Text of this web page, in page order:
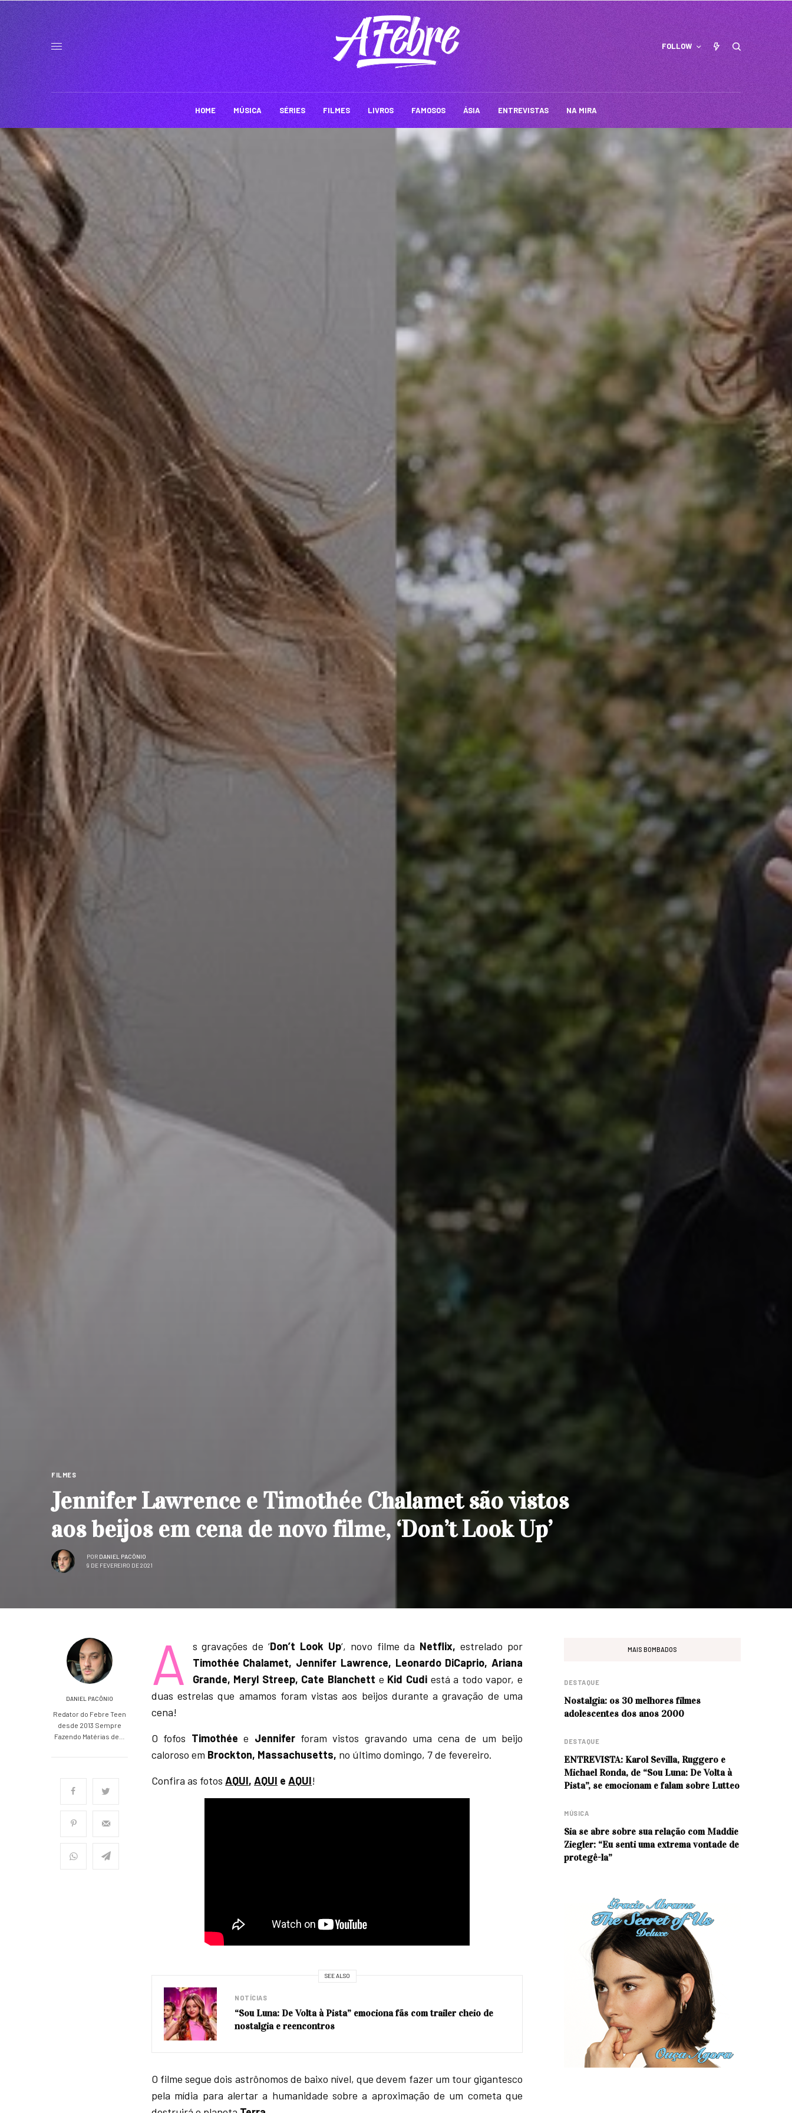
FOLLOW
HOME MÚSICA SÉRIES FILMES LIVROS FAMOSOS ÁSIA ENTREVISTAS NA MIRA
FILMES
Jennifer Lawrence e Timothée Chalamet são vistos
aos beijos em cena de novo filme, ‘Don’t Look Up’
POR DANIEL PACÔNIO
9 DE FEVEREIRO DE 2021
DANIEL PACÔNIO
Redator do Febre Teen
desde 2013 Sempre
Fazendo Matérias de…
A s gravações de ‘Don’t Look Up‘, novo filme da Netflix, estrelado por
Timothée Chalamet, Jennifer Lawrence, Leonardo DiCaprio, Ariana
Grande, Meryl Streep, Cate Blanchett e Kid Cudiestá a todo vapor, e
duas estrelas que amamos foram vistas aos beijos durante a gravação de uma
cena!
O fofos Timothée e Jenniferforam vistos gravando uma cena de um beijo
caloroso em Brockton, Massachusetts, no último domingo, 7 de fevereiro.
Confira as fotosAQUI,AQUI eAQUI!
SEE ALSO
NOTÍCIAS
“Sou Luna: De Volta à Pista” emociona fãs com trailer cheio de
nostalgia e reencontros
O filme segue dois astrônomos de baixo nível, que devem fazer um tour gigantesco
pela mídia para alertar a humanidade sobre a aproximação de um cometa que
MAIS BOMBADOS
DESTAQUE
Nostalgia: os 30 melhores filmes
adolescentes dos anos 2000
DESTAQUE
ENTREVISTA: Karol Sevilla, Ruggero e
Michael Ronda, de “Sou Luna: De Volta à
Pista”, se emocionam e falam sobre Lutteo
MÚSICA
Sia se abre sobre sua relação com Maddie
Ziegler: “Eu senti uma extrema vontade de
protegê-la”